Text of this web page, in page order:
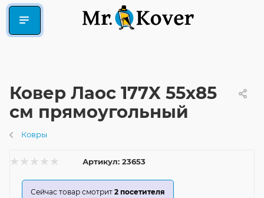
Ковер Лаос 177X 55x85
см прямоугольный
Ковры
Артикул: 23653
Сейчас товар смотрит 2 посетителя